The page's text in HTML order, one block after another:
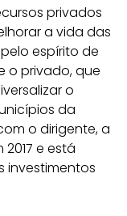
privados
a vida das
espírito de
o privado, que
o
da
o dirigente, a
2017 e está
investimentos